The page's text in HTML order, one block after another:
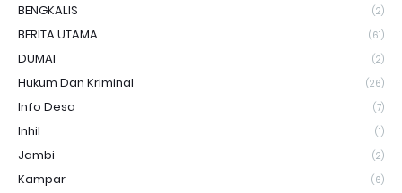
BENGKALIS (2)
BERITA UTAMA (61)
DUMAI (2)
Hukum Dan Kriminal (26)
Info Desa (7)
Inhil (1)
Jambi (2)
Kampar (6)